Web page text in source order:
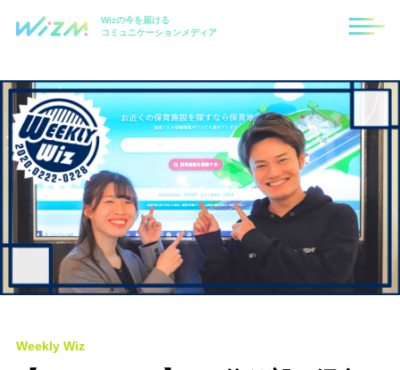
Wizの今を届ける
コミュニケーションメディア
Weekly Wiz